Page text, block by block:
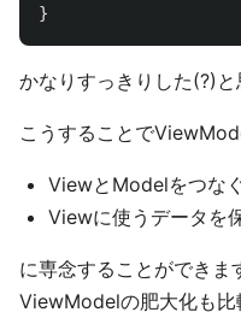
}
かなりすっきりした(?)と
こうすることで
ViewとModelをつな
Viewに使うデータを
に専念することができま
ViewModelの肥大化も比